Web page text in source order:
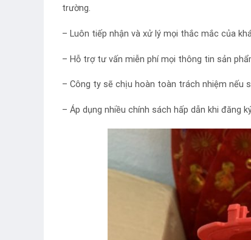
trường.
– Luôn tiếp nhận và xử lý mọi thắc mắc của
– Hỗ trợ tư vấn miễn phí mọi thông tin sản
– Công ty sẽ chịu hoàn toàn trách nhiệm nếu
– Áp dụng nhiều chính sách hấp dẫn khi đăng